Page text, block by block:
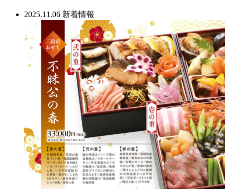
2025.11.06 新着情報